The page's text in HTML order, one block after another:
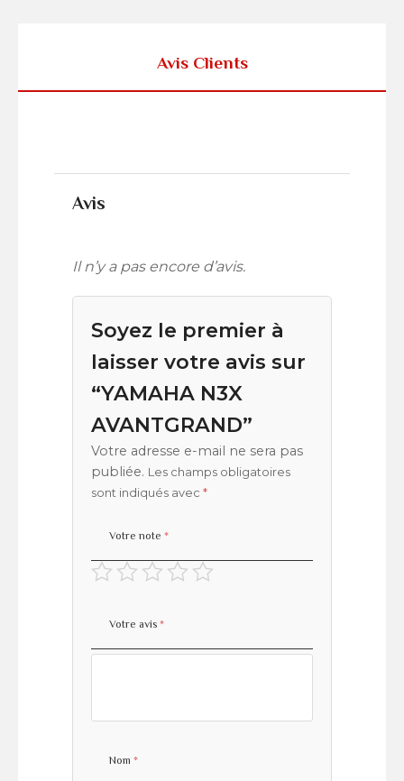
Avis Clients
Avis
Il n’y a pas encore d’avis.
Soyez le premier à
laisser votre avis sur
“YAMAHA N3X
AVANTGRAND”
Votre adresse e-mail ne sera pas
publiée. Les champs obligatoires
sont indiqués avec *
Votre note *
Votre avis *
Nom *